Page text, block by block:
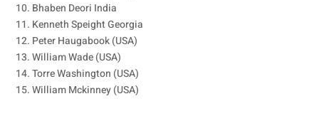
10. Bhaben Deori India
11. Kenneth Speight Georgia
12. Peter Haugabook (USA)
13. William Wade (USA)
14. Torre Washington (USA)
15. William Mckinney (USA)